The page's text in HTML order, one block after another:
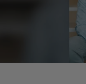
der
wieder